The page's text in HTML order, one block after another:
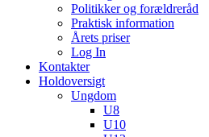
Politikker og forældreråd
Praktisk information
Årets priser
Log In
Kontakter
Holdoversigt
Ungdom
U8
U10